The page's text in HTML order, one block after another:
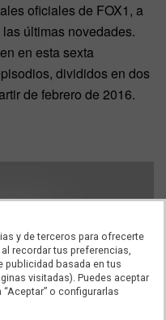
oficiales de FOX1, a
últimas novedades.
en esta sexta
divididos en dos
de febrero de 2016.
y de terceros para ofrecerte
recordar tus preferencias,
publicidad basada en tus
visitadas). Puedes aceptar
o configurarlas